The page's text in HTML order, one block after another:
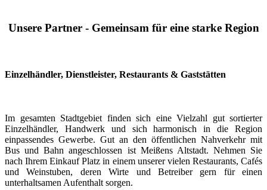
Unsere Partner - Gemeinsam für eine starke Region
Einzelhändler, Dienstleister, Restaurants & Gaststätten
Im gesamten Stadtgebiet finden sich eine Vielzahl gut sortierter
Einzelhändler, Handwerk und sich harmonisch in die Region
einpassendes Gewerbe. Gut an den öffentlichen Nahverkehr mit
Bus und Bahn angeschlossen ist Meißens Altstadt. Nehmen Sie
nach Ihrem Einkauf Platz in einem unserer vielen Restaurants, Cafés
und Weinstuben, deren Wirte und Betreiber gern für einen
unterhaltsamen Aufenthalt sorgen.